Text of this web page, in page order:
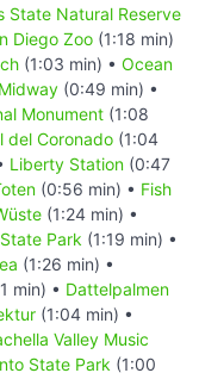
State Natural Reserve
Diego Zoo (1:18 min)
(1:03 min) • Ocean
(0:49 min) •
Monument (1:08
del Coronado (1:04
Liberty Station (0:47
(0:56 min) • Fish
(1:24 min) •
Park (1:19 min) •
(1:26 min) •
min) • Dattelpalmen
(1:04 min) •
Valley Music
State Park (1:00